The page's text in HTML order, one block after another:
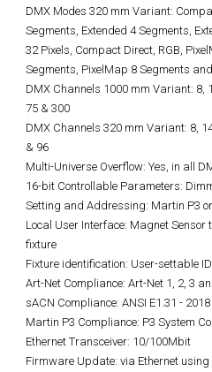
DMX Modes 320 mm Variant:
Segments, Extended 4 Segments,
32 Pixels, Compact Direct, RGB,
Segments, PixelMap 8 Segments
DMX Channels 1000 mm Variant: 8,
75 & 300
DMX Channels 320 mm Variant: 8,
& 96
Multi-Universe Overflow: Yes, in all
16-bit Controllable Parameters:
Setting and Addressing: Martin P3
Local User Interface: Magnet
fixture
Fixture identification: User-settable
Art-Net Compliance: Art-Net 1, 2, 3
sACN Compliance: ANSI E1.31 - 2018
Martin P3 Compliance: P3 System
Ethernet Transceiver: 10/100Mbit
Firmware Update: via Ethernet